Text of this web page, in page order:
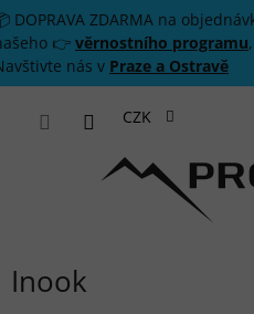
Přejít na obsah
DOPRAVA ZDARMA na
👉 věrnostního programu
nás v Praze a Ostravě
CZK
Inook